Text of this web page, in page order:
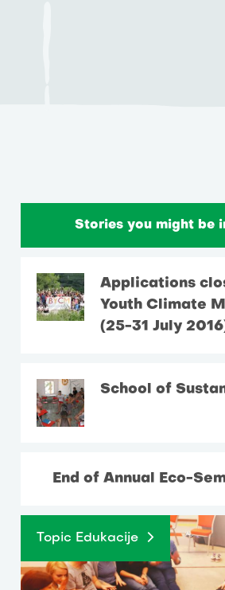
Stories you might be
Applications
Youth Climate
(25-31 July
School of
End of Annual Eco-
Topic Edukacije